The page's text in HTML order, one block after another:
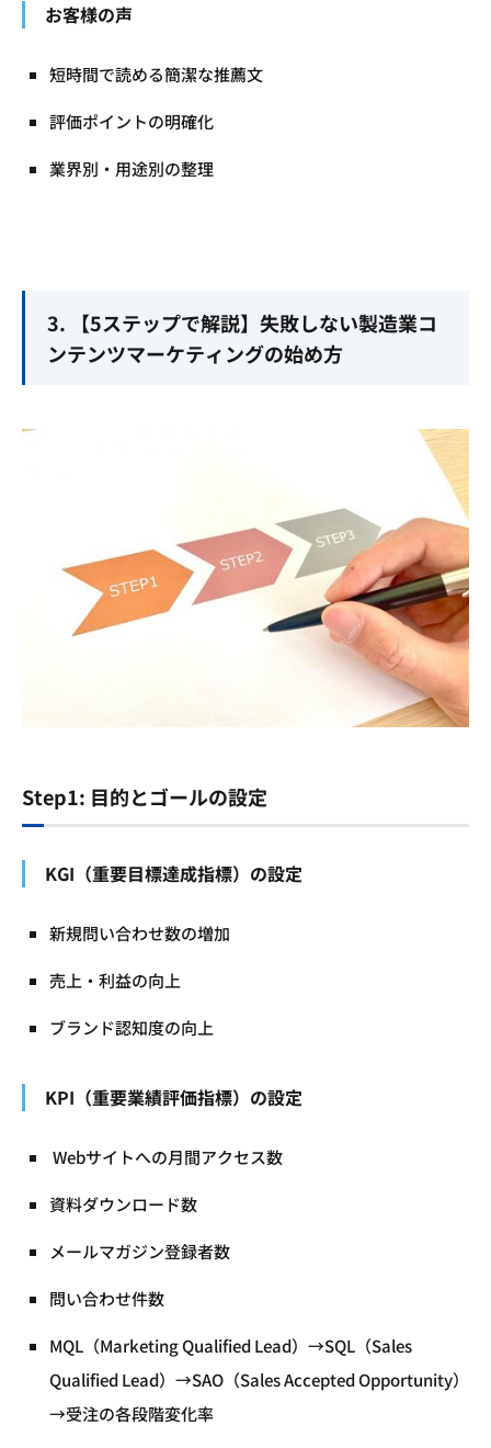
お客様の声
短時間で読める簡潔な推薦文
評価ポイントの明確化
業界別・用途別の整理
3. 【5ステップで解説】失敗しない製造業コ
ンテンツマーケティングの始め方
Step1: 目的とゴールの設定
KGI（重要目標達成指標）の設定
新規問い合わせ数の増加
売上・利益の向上
ブランド認知度の向上
KPI （重要業績評価指標）の設定
Webサイトへの月間アクセス数
資料ダウンロード数
メールマガジン登録者数
問い合わせ件数
MQL（Marketing Qualified Lead）→SQL（Sales
Qualified Lead）→SAO（Sales Accepted Opportunity）
→受注の各段階変化率